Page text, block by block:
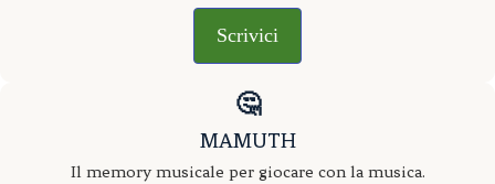
Scrivici
🤔
MAMUTH
Il memory musicale per giocare con la musica.